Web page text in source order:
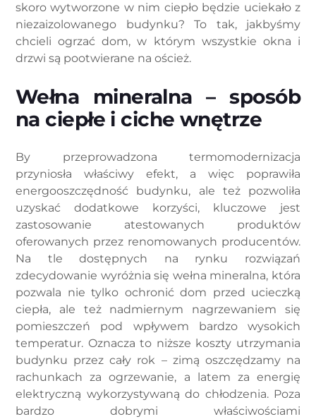
skoro wytworzone w nim ciepło będzie uciekało z
niezaizolowanego budynku? To tak, jakbyśmy
chcieli ogrzać dom, w którym wszystkie okna i
drzwi są pootwierane na oścież.
Wełna mineralna – sposób
na ciepłe i ciche wnętrze
By przeprowadzona termomodernizacja
przyniosła właściwy efekt, a więc poprawiła
energooszczędność budynku, ale też pozwoliła
uzyskać dodatkowe korzyści, kluczowe jest
zastosowanie atestowanych produktów
oferowanych przez renomowanych producentów.
Na tle dostępnych na rynku rozwiązań
zdecydowanie wyróżnia się wełna mineralna, która
pozwala nie tylko ochronić dom przed ucieczką
ciepła, ale też nadmiernym nagrzewaniem się
pomieszczeń pod wpływem bardzo wysokich
temperatur. Oznacza to niższe koszty utrzymania
budynku przez cały rok – zimą oszczędzamy na
rachunkach za ogrzewanie, a latem za energię
elektryczną wykorzystywaną do chłodzenia. Poza
bardzo dobrymi właściwościami